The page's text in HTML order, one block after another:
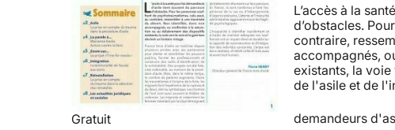
Gratuit
L’accès à la
d’obstacles.
contraire,
accompagnés,
existants, la
de l'asile et de
demandeurs